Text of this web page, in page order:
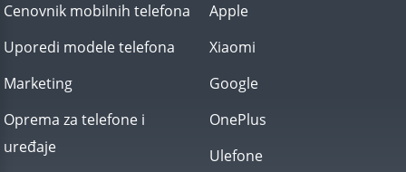
Cenovnik mobilnih telefona
Uporedi modele telefona
Marketing
Oprema za telefone i
uređaje
Apple
Xiaomi
Google
OnePlus
Ulefone